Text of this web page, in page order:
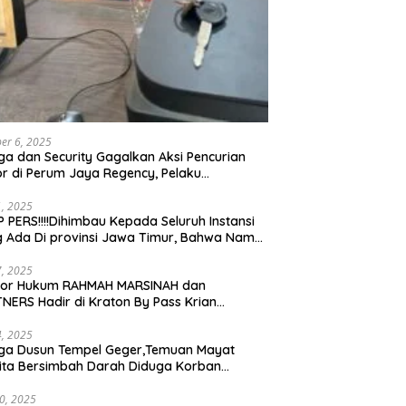
6, 2025
dan Security Gagalkan Aksi Pencurian
di Perum Jaya Regency, Pelaku
2025
PERS!!!!Dihimbau Kepada Seluruh Instansi
Ada Di provinsi Jawa Timur, Bahwa Nama
2025
Hukum RAHMAH MARSINAH dan
Hadir di Kraton By Pass Krian
2025
Dusun Tempel Geger,Temuan Mayat
Bersimbah Darah Diduga Korban
2025